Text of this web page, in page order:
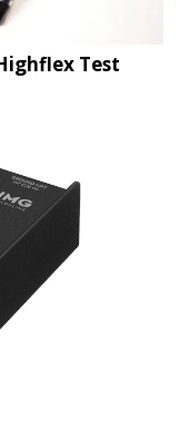
Test